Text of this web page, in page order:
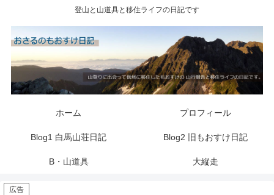
登山と山道具と移住ライフの日記です
ホーム プロフィール
Blog1 白馬山荘日記 Blog2 旧もおすけ日記
B・山道具 大縦走
広告